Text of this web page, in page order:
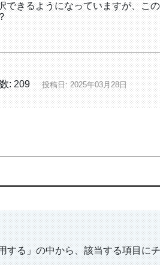
きるようになっていますが、こ
: 209 投稿日: 2025年03月28日
する」の中から、該当する項目に